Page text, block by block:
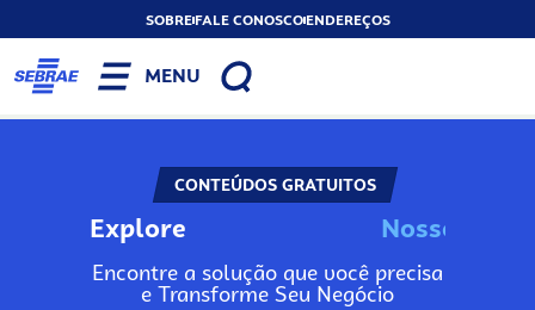
SOBREFALE CONOSCOENDEREÇOS
MENU
CONTEÚDOS GRATUITOS
Explore No
Encontre a solução que você precisa
e Transforme Seu Negócio